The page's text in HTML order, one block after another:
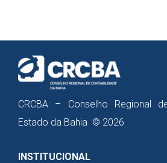
CRCBA – Conselho Regional
Estado da Bahia © 2026
INSTITUCIONAL